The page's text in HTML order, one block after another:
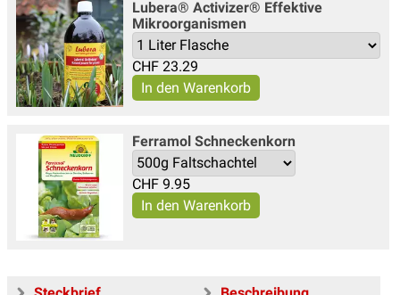
Lubera® Activizer® Effektive
Mikroorganismen
CHF 23.29
Ferramol Schneckenkorn
CHF 9.95